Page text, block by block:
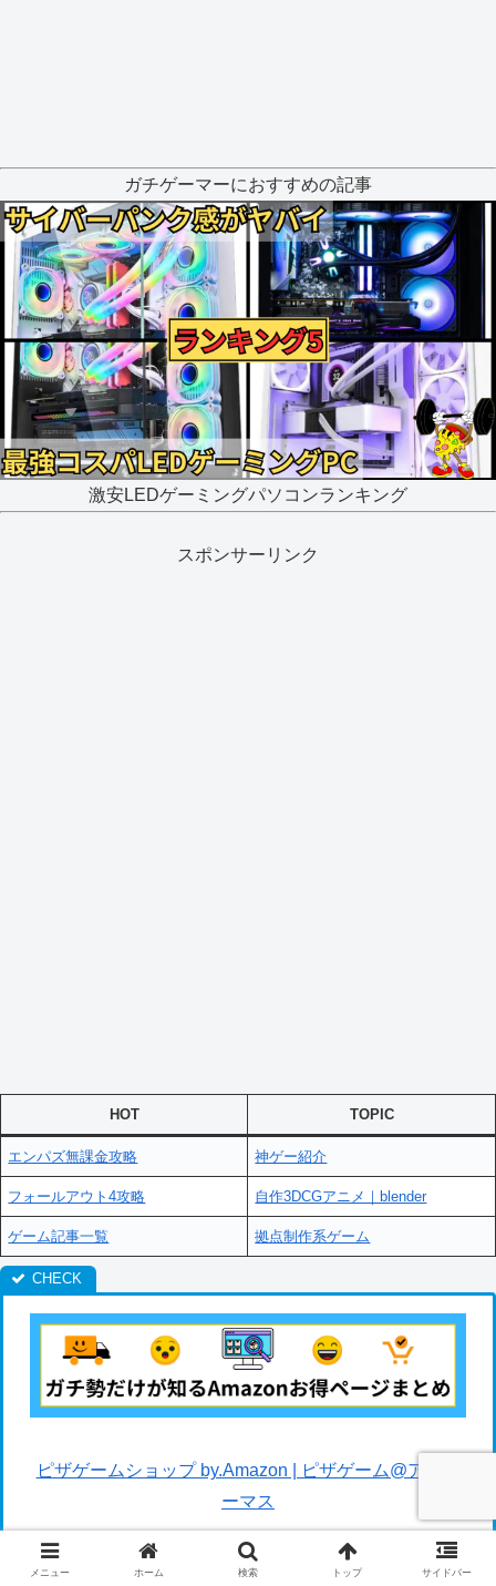
ガチゲーマーにおすすめの記事
激安LEDゲーミングパソコンランキング
スポンサーリンク
HOT TOPIC
エンパズ無課金攻略 神ゲー紹介
フォールアウト4攻略 自作3DCGアニメ｜blender
ゲーム記事一覧 拠点制作系ゲーム
ピザゲームショップ by.Amazon | ピザゲーム@アフタ
ーマス
メニュー ホーム 検索 トップ サイドバー